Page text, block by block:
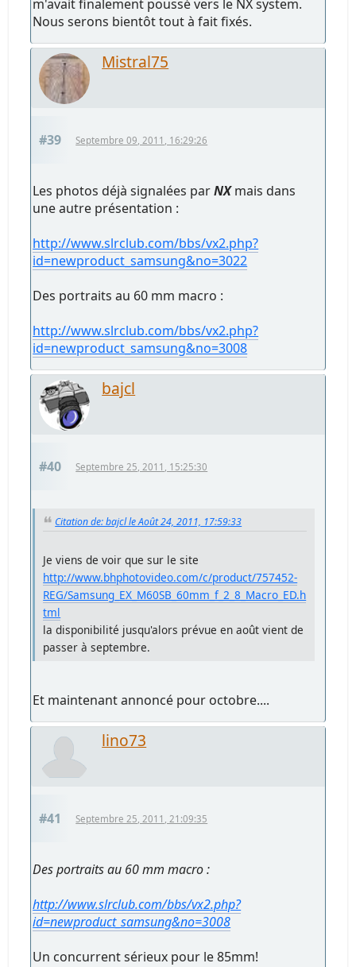
m'avait finalement poussé vers le NX system.
Nous serons bientôt tout à fait fixés.
Mistral75
#39 Septembre 09, 2011, 16:29:26
Les photos déjà signalées parNXmais dans
une autre présentation :
http://www.slrclub.com/bbs/vx2.php?
id=newproduct_samsung&no=3022
Des portraits au 60 mm macro :
http://www.slrclub.com/bbs/vx2.php?
id=newproduct_samsung&no=3008
bajcl
#40 Septembre 25, 2011, 15:25:30
Citation de: bajcl le Août 24, 2011, 17:59:33
Je viens de voir que sur le site
http://www.bhphotovideo.com/c/product/757452-
REG/Samsung_EX_M60SB_60mm_f_2_8_Macro_ED.h
tml
la disponibilité jusqu'alors prévue en août vient de
passer à septembre.
Et maintenant annoncé pour octobre....
lino73
#41 Septembre 25, 2011, 21:09:35
Des portraits au 60 mm macro :
http://www.slrclub.com/bbs/vx2.php?
id=newproduct_samsung&no=3008
Un concurrent sérieux pour le 85mm!